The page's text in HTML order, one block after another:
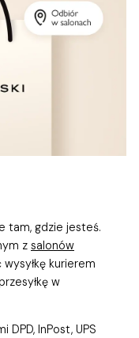
tam, gdzie jesteś.
z salonów
wysyłkę kurierem
w
DPD, InPost, UPS